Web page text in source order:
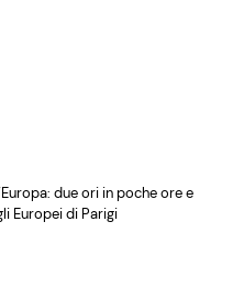
due ori in poche ore e
Europei di Parigi